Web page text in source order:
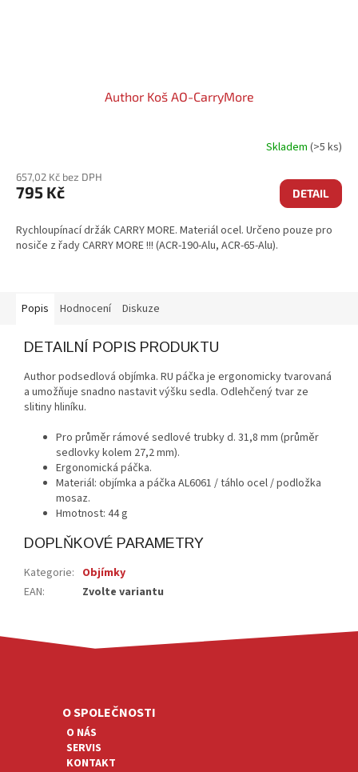
Author Koš AO-CarryMore
Skladem (>5 ks)
657,02 Kč bez DPH
795 Kč DETAIL
Rychloupínací držák CARRY MORE. Materiál ocel. Určeno pouze pro
nosiče z řady CARRY MORE !!! (ACR-190-Alu, ACR-65-Alu).
Popis Hodnocení Diskuze
DETAILNÍ POPIS PRODUKTU
Author podsedlová objímka. RU páčka je ergonomicky tvarovaná
a umožňuje snadno nastavit výšku sedla. Odlehčený tvar ze
slitiny hliníku.
Pro průměr rámové sedlové trubky d. 31,8 mm (průměr
sedlovky kolem 27,2 mm).
Ergonomická páčka.
Materiál: objímka a páčka AL6061 / táhlo ocel / podložka
mosaz.
Hmotnost: 44 g
DOPLŇKOVÉ PARAMETRY
Kategorie: Objímky
EAN: Zvolte variantu
O SPOLEČNOSTI
O NÁS
SERVIS
KONTAKT